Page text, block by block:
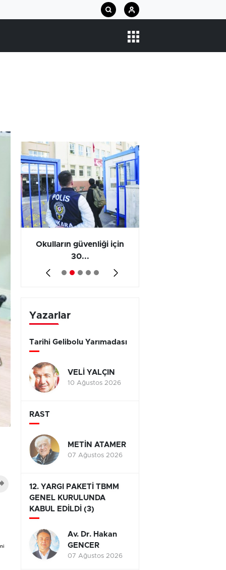
Okulların güvenliği için
30...
Yazarlar
Tarihi Gelibolu Yarımadası
VELİ YALÇIN
10 Ağustos 2026
RAST
METİN ATAMER
07 Ağustos 2026
12. YARGI PAKETİ TBMM
GENEL KURULUNDA
KABUL EDİLDİ (3)
Av. Dr. Hakan
GENCER
07 Ağustos 2026